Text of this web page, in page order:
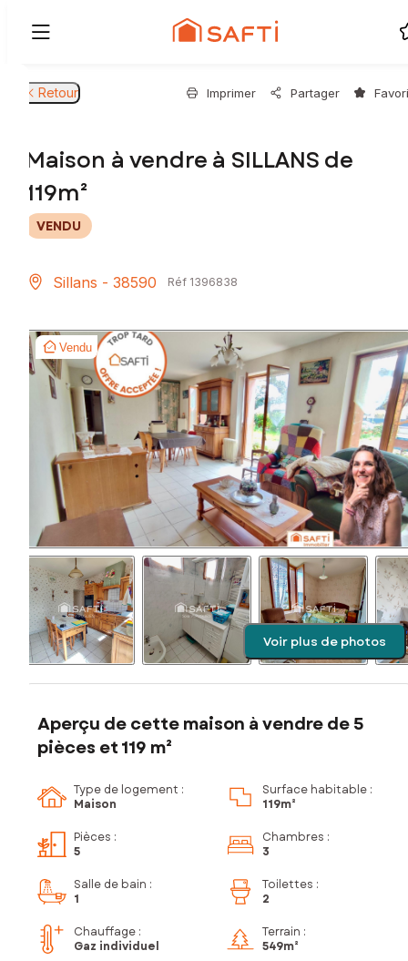
Retour Imprimer Partager
Maison à vendre à SILLANS de
119m²
VENDU
Sillans - 38590 Réf 1396838
Vendu
Voir plus de photos
Aperçu de cette maison à vendre de 5
pièces et 119 m²
Type de logement :
Maison
Surface habitable :
119m²
Pièces :
5
Chambres :
3
Salle de bain :
1
Toilettes :
2
Chauffage :
Gaz individuel
Terrain :
549m²